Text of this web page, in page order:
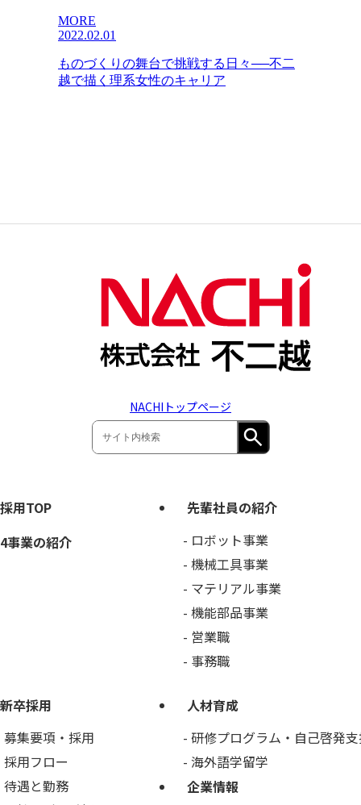
NACHIトップページ
採用TOP
4事業の紹介
先輩社員の紹介
ロボット事業
機械工具事業
マテリアル事業
機能部品事業
営業職
事務職
新卒採用
募集要項・採用
採用フロー
待遇と勤務
人材育成
研修プログラム・自己啓発
海外語学留学
企業情報